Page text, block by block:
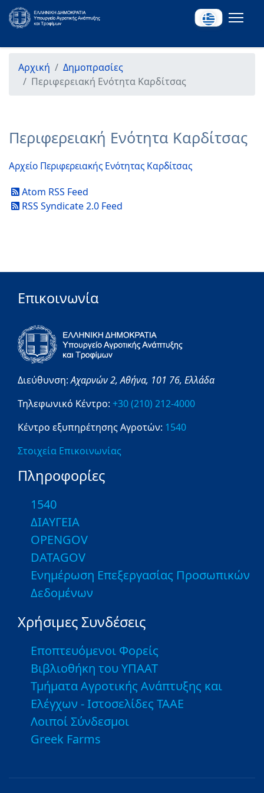
Αρχική
Δημοπρασίες
Περιφερειακή Ενότητα Καρδίτσας
Περιφερειακή Ενότητα Καρδίτσας
Αρχείο Περιφερειακής Ενότητας Καρδίτσας
Atom RSS Feed
RSS Syndicate 2.0 Feed
Επικοινωνία
Διεύθυνση:Αχαρνών 2,Αθήνα, 101 76, Ελλάδα
Τηλεφωνικό Κέντρο: +30 (210) 212-4000
Κέντρο εξυπηρέτησης Αγροτών: 1540
Στοιχεία Επικοινωνίας
Πληροφορίες
1540
ΔΙΑΥΓΕΙΑ
OPENGOV
DATAGOV
Ενημέρωση Επεξεργασίας Προσωπικών
Δεδομένων
Χρήσιμες Συνδέσεις
Εποπτευόμενοι Φορείς
Βιβλιοθήκη του ΥΠΑΑΤ
Τμήματα Αγροτικής Ανάπτυξης και
Ελέγχων - Ιστοσελίδες ΤΑΑΕ
Λοιποί Σύνδεσμοι
Greek Farms